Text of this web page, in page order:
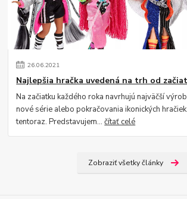
26.06.2021
Najlepšia hračka uvedená na trh od
Na začiatku každého roka navrhujú najväčší
nové série alebo pokračovania ikonických
tentoraz. Predstavujem...čítať celé
Zobraziť všetky články